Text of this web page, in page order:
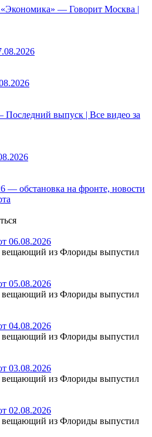
— Говорит Москва |
Последний выпуск | Все видео за
— обстановка на фронте, новости
06.08.2026
вещающий из Флориды выпустил
05.08.2026
вещающий из Флориды выпустил
04.08.2026
вещающий из Флориды выпустил
03.08.2026
вещающий из Флориды выпустил
02.08.2026
вещающий из Флориды выпустил